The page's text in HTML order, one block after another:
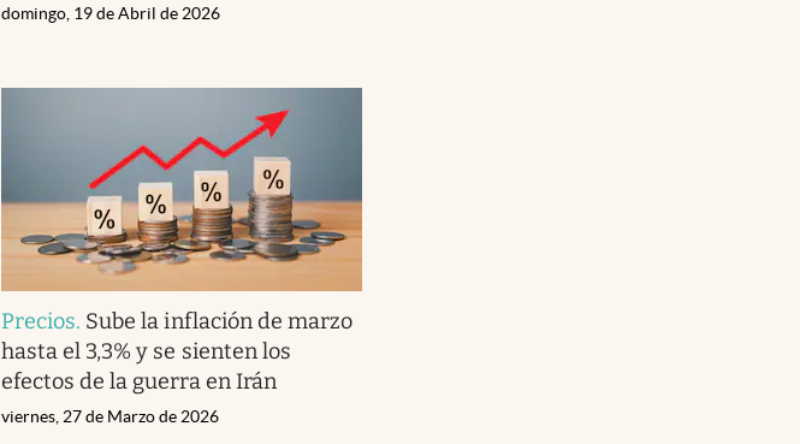
domingo, 19 de Abril de 2026
Precios. Sube la inflación de marzo
hasta el 3,3% y se sienten los
efectos de la guerra en Irán
viernes, 27 de Marzo de 2026